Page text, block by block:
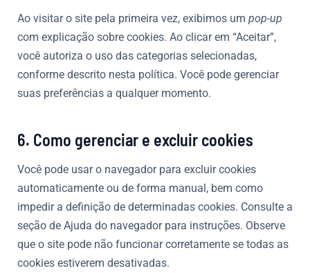
Ao visitar o site pela primeira vez, exibimos um pop-up
com explicação sobre cookies. Ao clicar em “Aceitar”,
você autoriza o uso das categorias selecionadas,
conforme descrito nesta política. Você pode gerenciar
suas preferências a qualquer momento.
6. Como gerenciar e excluir cookies
Você pode usar o navegador para excluir cookies
automaticamente ou de forma manual, bem como
impedir a definição de determinadas cookies. Consulte a
seção de Ajuda do navegador para instruções. Observe
que o site pode não funcionar corretamente se todas as
cookies estiverem desativadas.